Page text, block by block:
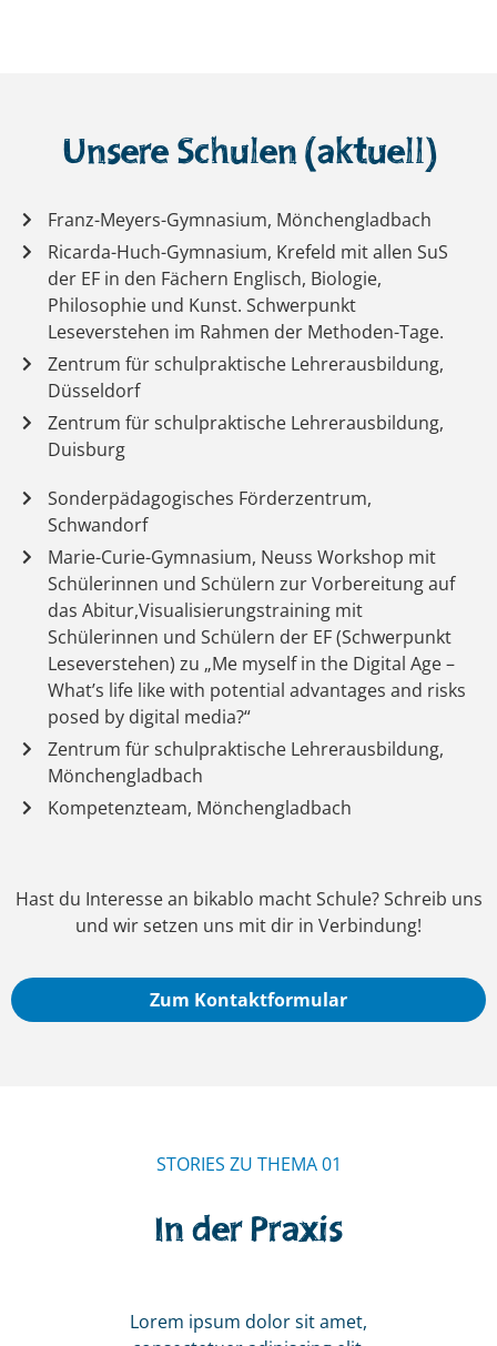
Unsere Schulen (aktuell)
Franz-Meyers-Gymnasium, Mönchengladbach
Ricarda-Huch-Gymnasium, Krefeld mit allen SuS
der EF in den Fächern Englisch, Biologie,
Philosophie und Kunst. Schwerpunkt
Leseverstehen im Rahmen der Methoden-Tage.
Zentrum für schulpraktische Lehrerausbildung,
Düsseldorf
Zentrum für schulpraktische Lehrerausbildung,
Duisburg
Sonderpädagogisches Förderzentrum,
Schwandorf
Marie-Curie-Gymnasium, Neuss Workshop mit
Schülerinnen und Schülern zur Vorbereitung auf
das Abitur,Visualisierungstraining mit
Schülerinnen und Schülern der EF (Schwerpunkt
Leseverstehen) zu „Me myself in the Digital Age –
What’s life like with potential advantages and risks
posed by digital media?“
Zentrum für schulpraktische Lehrerausbildung,
Mönchengladbach
Kompetenzteam, Mönchengladbach
Hast du Interesse an bikablo macht Schule? Schreib uns
und wir setzen uns mit dir in Verbindung!
Zum Kontaktformular
STORIES ZU THEMA 01
In der Praxis
Lorem ipsum dolor sit amet,